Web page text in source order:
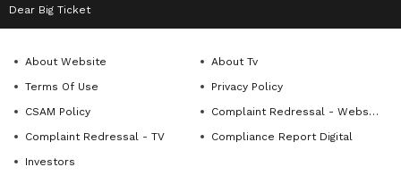
Dear Big Ticket
About Website
About Tv
Terms Of Use
Privacy Policy
CSAM Policy
Complaint Redressal - Website
Complaint Redressal - TV
Compliance Report Digital
Investors